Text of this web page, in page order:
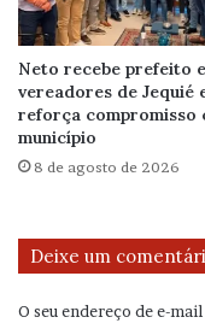
Neto recebe prefeito e
vereadores de Jequié
reforça compromisso
município
8 de agosto de 2026
Deixe um
O seu endereço de e-